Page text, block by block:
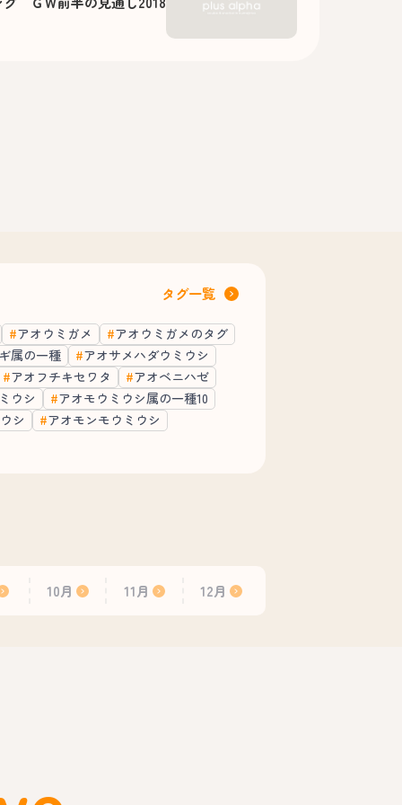
タグ一覧
アオウミガメ
アオウミガメのタグ
属の一種
アオサメハダウミウシ
アオフチキセワタ
アオベニハゼ
ウシ
アオモウミウシ属の一種10
シ
アオモンモウミウシ
10月 11月 12月